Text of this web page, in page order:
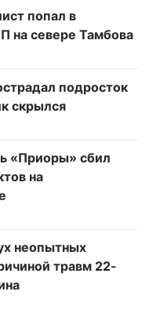
попал в
на севере Тамбова
подросток
скрылся
«Приоры» сбил
на
неопытных
травм 22-